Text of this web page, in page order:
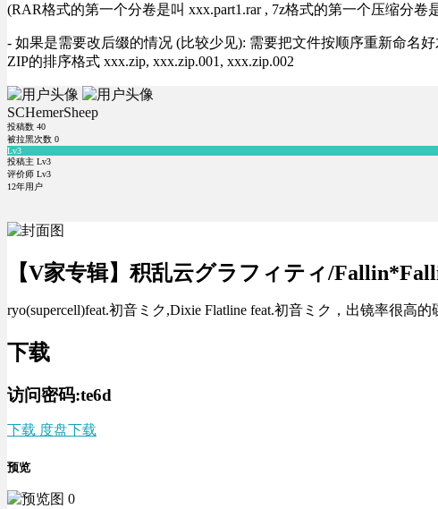
(RAR格式的第一个分卷是叫 xxx.part1.rar , 7z格式的第一个压缩分
- 如果是需要改后缀的情况 (比较少见): 需要把文件按顺序重新命名好
ZIP的排序格式 xxx.zip, xxx.zip.001, xxx.zip.002
SCHemerSheep
投稿数 40
被拉黑次数 0
Lv3
投稿主 Lv3
评价师 Lv3
12年用户
【V家专辑】积乱云グラフィティ/
ryo(supercell)feat.初音ミク,Dixie Flatline feat.初音ミク，出镜率很高
下载
访问密码:te6d
下载 度盘下载
预览